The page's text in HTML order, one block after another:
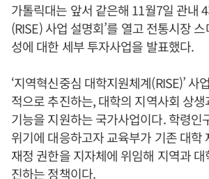
가톨릭대는 앞서 같은해 11월7일 관내
(RISE) 사업 설명회’를 열고 전통시장
성에 대한 세부 투자사업을 발표했다.
‘지역혁신중심 대학지원체계(RISE)’ 사
적으로 추진하는, 대학의 지역사회 상
기능을 지원하는 국가사업이다. 학령인
위기에 대응하고자 교육부가 기존 대학
재정 권한을 지자체에 위임해 지역과
진하는 정책이다.